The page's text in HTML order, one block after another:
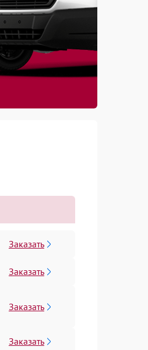
Заказать
Заказать
Заказать
Заказать